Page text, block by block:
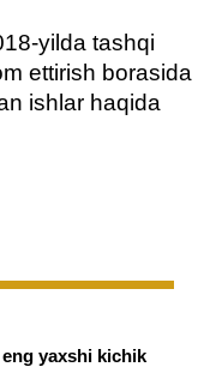
yilda tashqi
ettirish borasida
ishlar haqida
yaxshi kichik